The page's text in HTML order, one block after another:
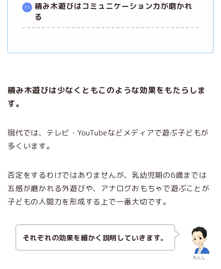
積み木遊びはコミュニケーション力が磨かれ
る
積み木遊びは少なくともこのような効果をもたらしま
す。
現代では、テレビ・YouTubeなどメディアで遊ぶ子どもが
多くいます。
否定をするわけではありませんが、乳幼児期の6歳までは
五感が磨かれる外遊びや、アナログおもちゃで遊ぶことが
子どもの人間力を形成する上で一番大切です。
れんし
それぞれの効果を細かく説明していきます。